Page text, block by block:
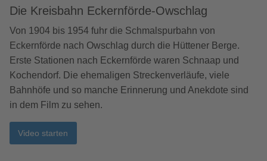
Die Kreisbahn Eckernförde-Owschlag
Von 1904 bis 1954 fuhr die Schmalspurbahn von
Eckernförde nach Owschlag durch die Hüttener Berge.
Erste Stationen nach Eckernförde waren Schnaap und
Kochendorf. Die ehemaligen Streckenverläufe, viele
Bahnhöfe und so manche Erinnerung und Anekdote sind
in dem Film zu sehen.
Video starten